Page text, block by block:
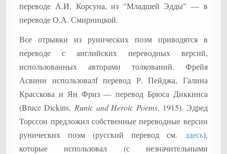
переводе А.И. Корсуна, из "Младшей Эдды" — в
переводе О.А. Смирницкой.
Все отрывки из рунических поэм приводятся в
переводе с английских переводных версий,
использованных авторами толкований. Фрейя
Асвинн использовалf перевод Р. Пейджа, Галина
Красскова и Ян Фриз — перевод Брюса Диккинса
(Bruce Dickins, Runic and Heroic Poems, 1915). Эдред
Торссон предложил собственные переводные версии
рунических поэм (русский перевод см. здесь),
которые использовал (с незначительными